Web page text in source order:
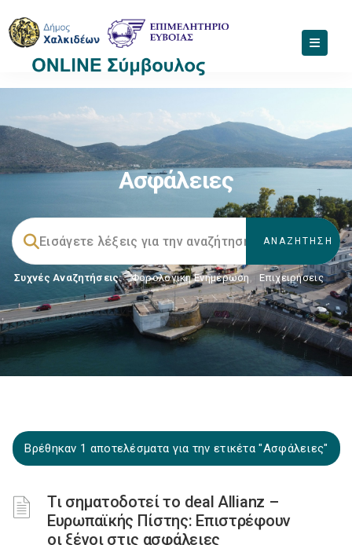
Ασφάλειες
Συχνές Αναζητήσεις: Φορολογικη Ενημέρωση, Επιχειρήσεις
Βρέθηκαν 1 αποτελέσματα για την ετικέτα "Ασφάλειες"
Τι σηματοδοτεί το deal Allianz –
Ευρωπαϊκής Πίστης: Επιστρέφουν
οι ξένοι στις ασφάλειες